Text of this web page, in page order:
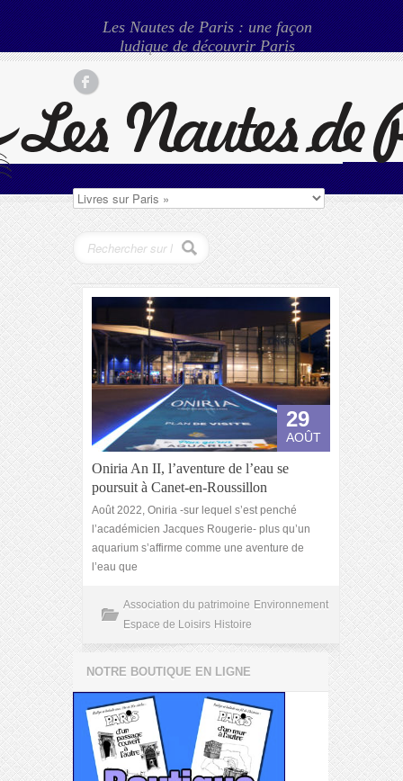
Les Nautes de Paris : une façon
ludique de découvrir Paris
29
AOÛT
Oniria An II, l’aventure de l’eau se
poursuit à Canet-en-Roussillon
Août 2022, Oniria -sur lequel s’est penché
l’académicien Jacques Rougerie- plus qu’un
aquarium s’affirme comme une aventure de
l’eau que
Association du patrimoine Environnement
Espace de Loisirs Histoire
NOTRE BOUTIQUE EN LIGNE